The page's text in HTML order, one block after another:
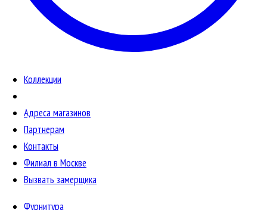
Коллекции
Адреса магазинов
Партнерам
Контакты
Филиал в Москве
Вызвать замерщика
Фурнитура